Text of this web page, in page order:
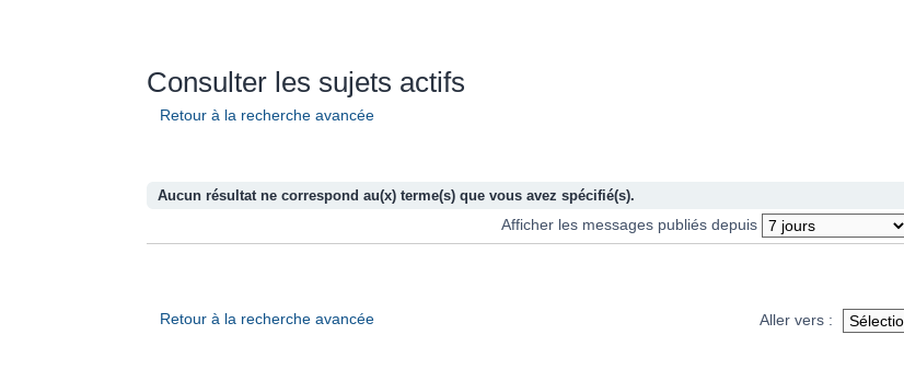
Consulter les sujets actifs
Retour à la recherche avancée
Aucun résultat ne correspond au(x) terme(s) que vous avez spécifié(s).
Afficher les messages publiés depuis
Retour à la recherche avancée Aller vers :